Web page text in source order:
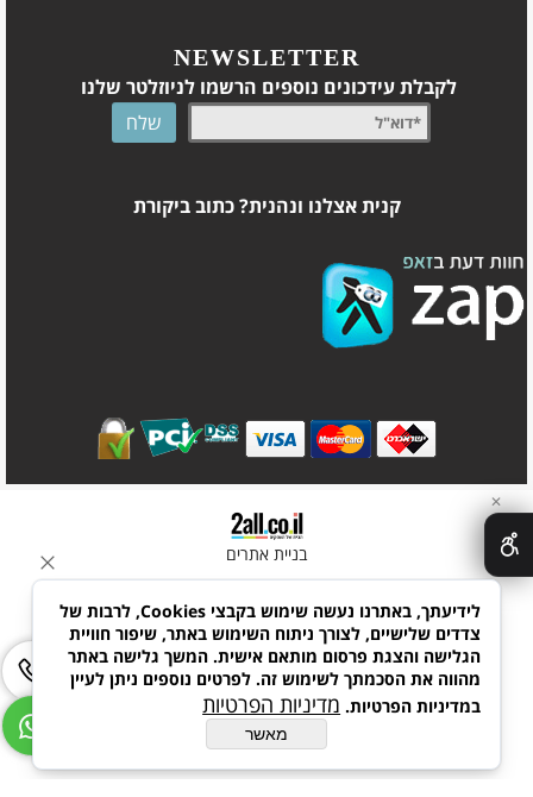
NEWSLETTER
לקבלת עידכונים נוספים הרשמו לניוזלטר שלנו
קנית אצלנו ונהנית? כתוב ביקורת
בניית אתרים
✕
לידיעתך, באתרנו נעשה שימוש בקבצי Cookies, לרבות של
צדדים שלישיים, לצורך ניתוח השימוש באתר, שיפור חוויית
הגלישה והצגת פרסום מותאם אישית. המשך גלישה באתר
מהווה את הסכמתך לשימוש זה. לפרטים נוספים ניתן לעיין
במדיניות הפרטיות. מדיניות הפרטיות
מאשר